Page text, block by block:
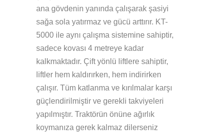
ana gövdenin yanında çalışarak şasiyi
sağa sola yatırmaz ve gücü arttırır. KT-
5000 ile aynı çalışma sistemine sahiptir,
sadece kovası 4 metreye kadar
kalkmaktadır. Çift yönlü liftlere sahiptir,
liftler hem kaldırırken, hem indirirken
çalışır. Tüm katlanma ve kırılmalar karşı
güçlendirilmiştir ve gerekli takviyeleri
yapılmıştır. Traktörün önüne ağırlık
koymanıza gerek kalmaz dilerseniz